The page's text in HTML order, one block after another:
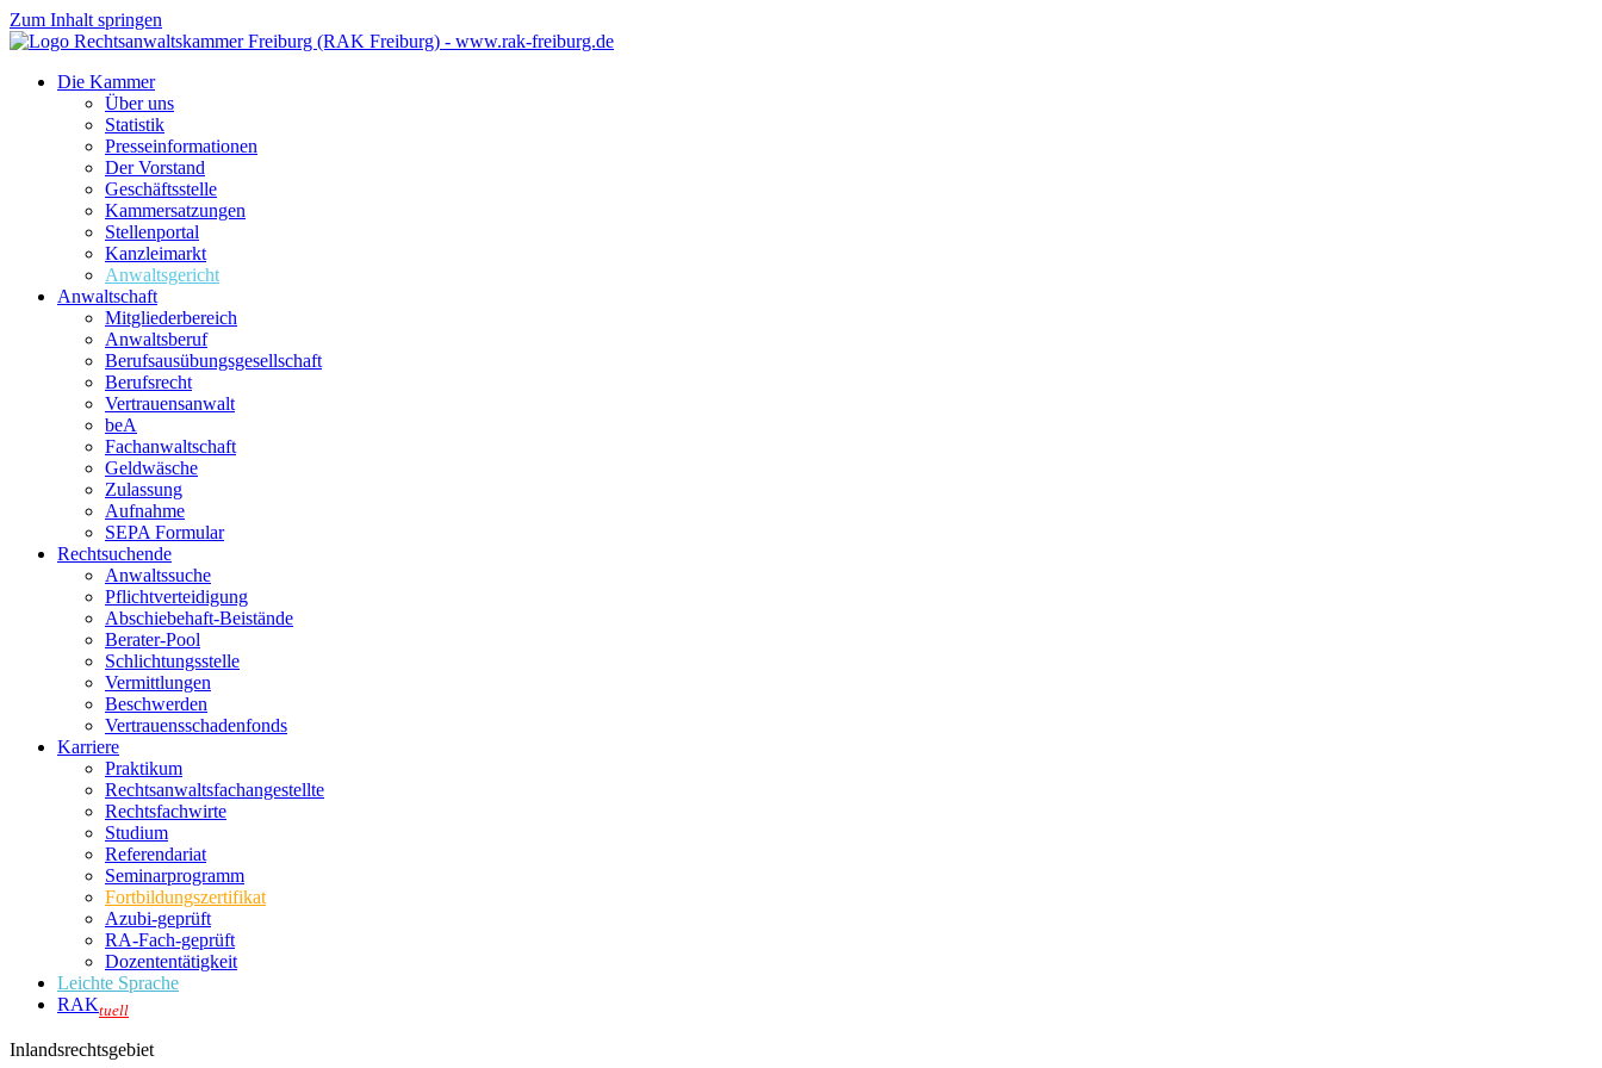
Zum Inhalt springen
Die Kammer
Über uns
Statistik
Presseinformationen
Der Vorstand
Geschäftsstelle
Kammersatzungen
Stellenportal
Kanzleimarkt
Anwaltsgericht
Anwaltschaft
Mitgliederbereich
Anwaltsberuf
Berufsausübungs­gesellschaft
Berufsrecht
Vertrauensanwalt
beA
Fachanwaltschaft
Geldwäsche
Zulassung
Aufnahme
SEPA Formular
Rechtsuchende
Anwaltssuche
Pflichtverteidigung
Abschiebehaft-Beistände
Berater-Pool
Schlichtungsstelle
Vermittlungen
Beschwerden
Vertrauensschadenfonds
Karriere
Praktikum
Rechtsanwalts­fachangestellte
Rechtsfachwirte
Studium
Referendariat
Seminarprogramm
Fortbildungszertifikat
Azubi-geprüft
RA-Fach-geprüft
Dozententätigkeit
Leichte Sprache
RAKtuell
Inlandsrechtsgebiet